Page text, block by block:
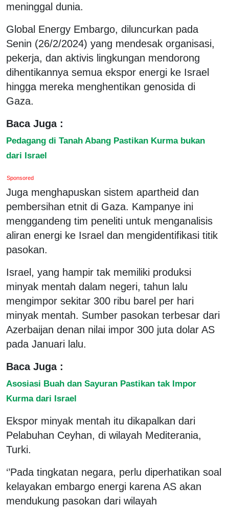
meninggal dunia.
Global Energy Embargo, diluncurkan pada
Senin (26/2/2024) yang mendesak organisasi,
pekerja, dan aktivis lingkungan mendorong
dihentikannya semua ekspor energi ke Israel
hingga mereka menghentikan genosida di
Gaza.
Baca Juga :
Pedagang di Tanah Abang Pastikan Kurma bukan
dari Israel
Sponsored
Juga menghapuskan sistem apartheid dan
pembersihan etnit di Gaza. Kampanye ini
menggandeng tim peneliti untuk menganalisis
aliran energi ke Israel dan mengidentifikasi titik
pasokan.
Israel, yang hampir tak memiliki produksi
minyak mentah dalam negeri, tahun lalu
mengimpor sekitar 300 ribu barel per hari
minyak mentah. Sumber pasokan terbesar dari
Azerbaijan denan nilai impor 300 juta dolar AS
pada Januari lalu.
Baca Juga :
Asosiasi Buah dan Sayuran Pastikan tak Impor
Kurma dari Israel
Ekspor minyak mentah itu dikapalkan dari
Pelabuhan Ceyhan, di wilayah Mediterania,
Turki.
‘’Pada tingkatan negara, perlu diperhatikan soal
kelayakan embargo energi karena AS akan
mendukung pasokan dari wilayah